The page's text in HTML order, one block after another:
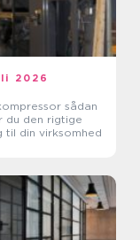
2026
sådan
du den rigtige
til din virksomhed